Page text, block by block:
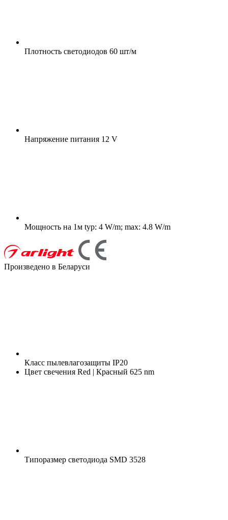
Плотность светодиодов 60 шт/м
Напряжение питания 12 V
Мощность на 1м typ: 4 W/m; max: 4.8 W/m
Произведено в Беларуси
Класс пылевлагозащиты IP20
Цвет свечения Red | Красный 625 nm
Типоразмер светодиода SMD 3528